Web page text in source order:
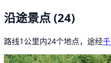
沿途景点 (24)
路线1公里内24个地点，途经